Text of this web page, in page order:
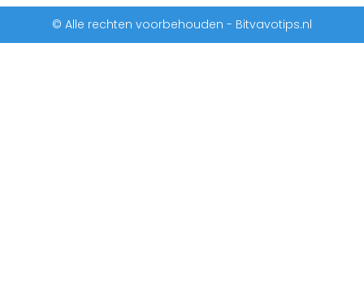
© Alle rechten voorbehouden - Bitvavotips.nl